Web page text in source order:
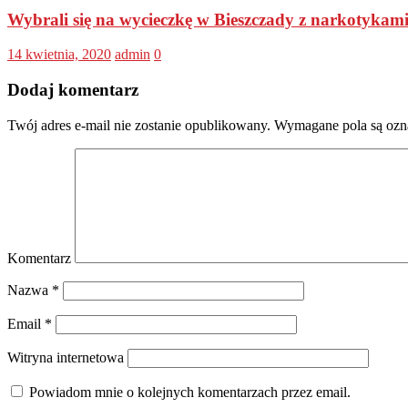
Wybrali się na wycieczkę w Bieszczady z narkotykami
14 kwietnia, 2020 admin 0
Dodaj komentarz
Twój adres e-mail nie zostanie opublikowany. Wymagane pola są
Komentarz
Nazwa *
Email *
Witryna internetowa
Powiadom mnie o kolejnych komentarzach przez email.